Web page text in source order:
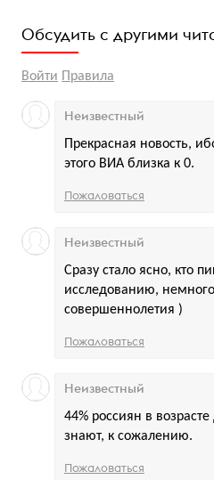
Обсудить с другими
Войти Правила
Прекрасная новость,
этого ВИА близка к 0.
Неизвестный
Пожаловаться
Сразу стало ясно, кто
исследованию,
совершеннолетия )
Неизвестный
Пожаловаться
44% россиян в
знают, к сожалению.
Неизвестный
Пожаловаться